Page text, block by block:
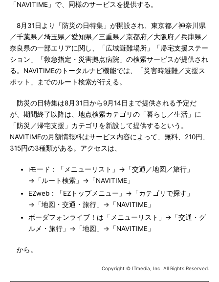
「NAVITIME」で、同様のサービスを提供する。
8月31日より「防災の日特集」が開設され、東京都／神奈川県
／千葉県／埼玉県／愛知県／三重県／京都府／大阪府／兵庫県／
奈良県の一部エリアに関し、「広域避難場所」「帰宅支援ステー
ション」「救急指定・災害拠点病院」の検索サービスが提供され
る。NAVITIMEのトータルナビ機能では、「災害時避難／支援ス
ポット」までのルート検索が行える。
防災の日特集は8月31日から9月14日まで提供される予定だ
が、期間終了以降は、地点検索カテゴリの「暮らし／生活」に
「防災／帰宅支援」カテゴリを新設して提供するという。
NAVITIMEの月額情報料はサービス内容によって、無料、210円、
315円の3種類がある。アクセスは、
iモード：「メニューリスト」→「交通／地図／旅行」
→「ルート検索」→「NAVITIME」
EZweb：「EZトップメニュー」→「カテゴリで探す」
→「地図・交通・旅行」→「NAVITIME」
ボーダフォンライブ！は「メニューリスト」→「交通・グ
ルメ・旅行」→「地図」→「NAVITIME」
から。
Copyright © ITmedia, Inc. All Rights Reserved.